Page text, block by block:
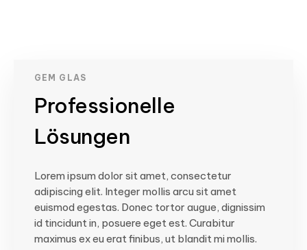
GEM GLAS
Professionelle
Lösungen
Lorem ipsum dolor sit amet, consectetur
adipiscing elit. Integer mollis arcu sit amet
euismod egestas. Donec tortor augue, dignissim
id tincidunt in, posuere eget est. Curabitur
maximus ex eu erat finibus, ut blandit mi mollis.